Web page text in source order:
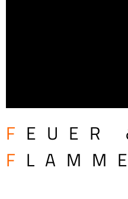
F EUER
F LAMME